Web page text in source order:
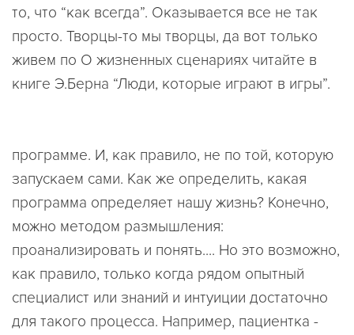
то, что “как всегда”. Оказывается все не так
просто. Творцы-то мы творцы, да вот только
живем по О жизненных сценариях читайте в
книге Э.Берна “Люди, которые играют в игры”.
программе. И, как правило, не по той, которую
запускаем сами. Как же определить, какая
программа определяет нашу жизнь? Конечно,
можно методом размышления:
проанализировать и понять.... Но это возможно,
как правило, только когда рядом опытный
специалист или знаний и интуиции достаточно
для такого процесса. Например, пациентка -